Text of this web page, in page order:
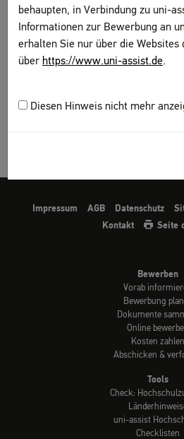
behaupten, in Verbindung zu uni-
Informationen zur Bewerbung an
erhalten Sie nur über die Websites
über https://www.uni-assist.de.
Diesen Hinweis nicht mehr
Impressum AGB Datenschutz
Kontakt
Seite
Bewerben
Vorab
Bewerbung
Dokumente
Online
Kosten zahlen
Abschicken &
Tools
Check:
uni-assist
Checklisten